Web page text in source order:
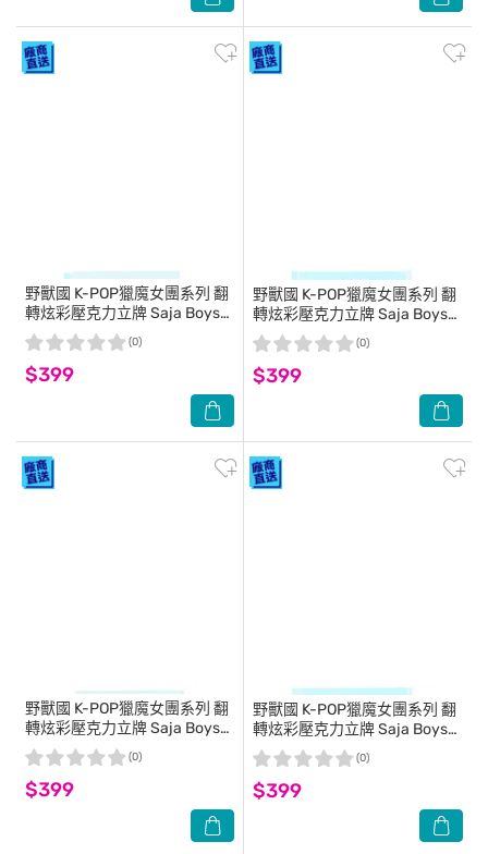
野獸國 K-POP獵魔女團系列 翻
轉炫彩壓克力立牌 Saja Boys
Mystery款
$399
(0)
野獸國 K-POP獵魔女團系列 翻
轉炫彩壓克力立牌 Saja Boys
Romance款
$399
(0)
野獸國 K-POP獵魔女團系列 翻
轉炫彩壓克力立牌 Saja Boys
Abby款
$399
(0)
野獸國 K-POP獵魔女團系列 翻
轉炫彩壓克力立牌 Saja Boys
Jinu款
$399
(0)